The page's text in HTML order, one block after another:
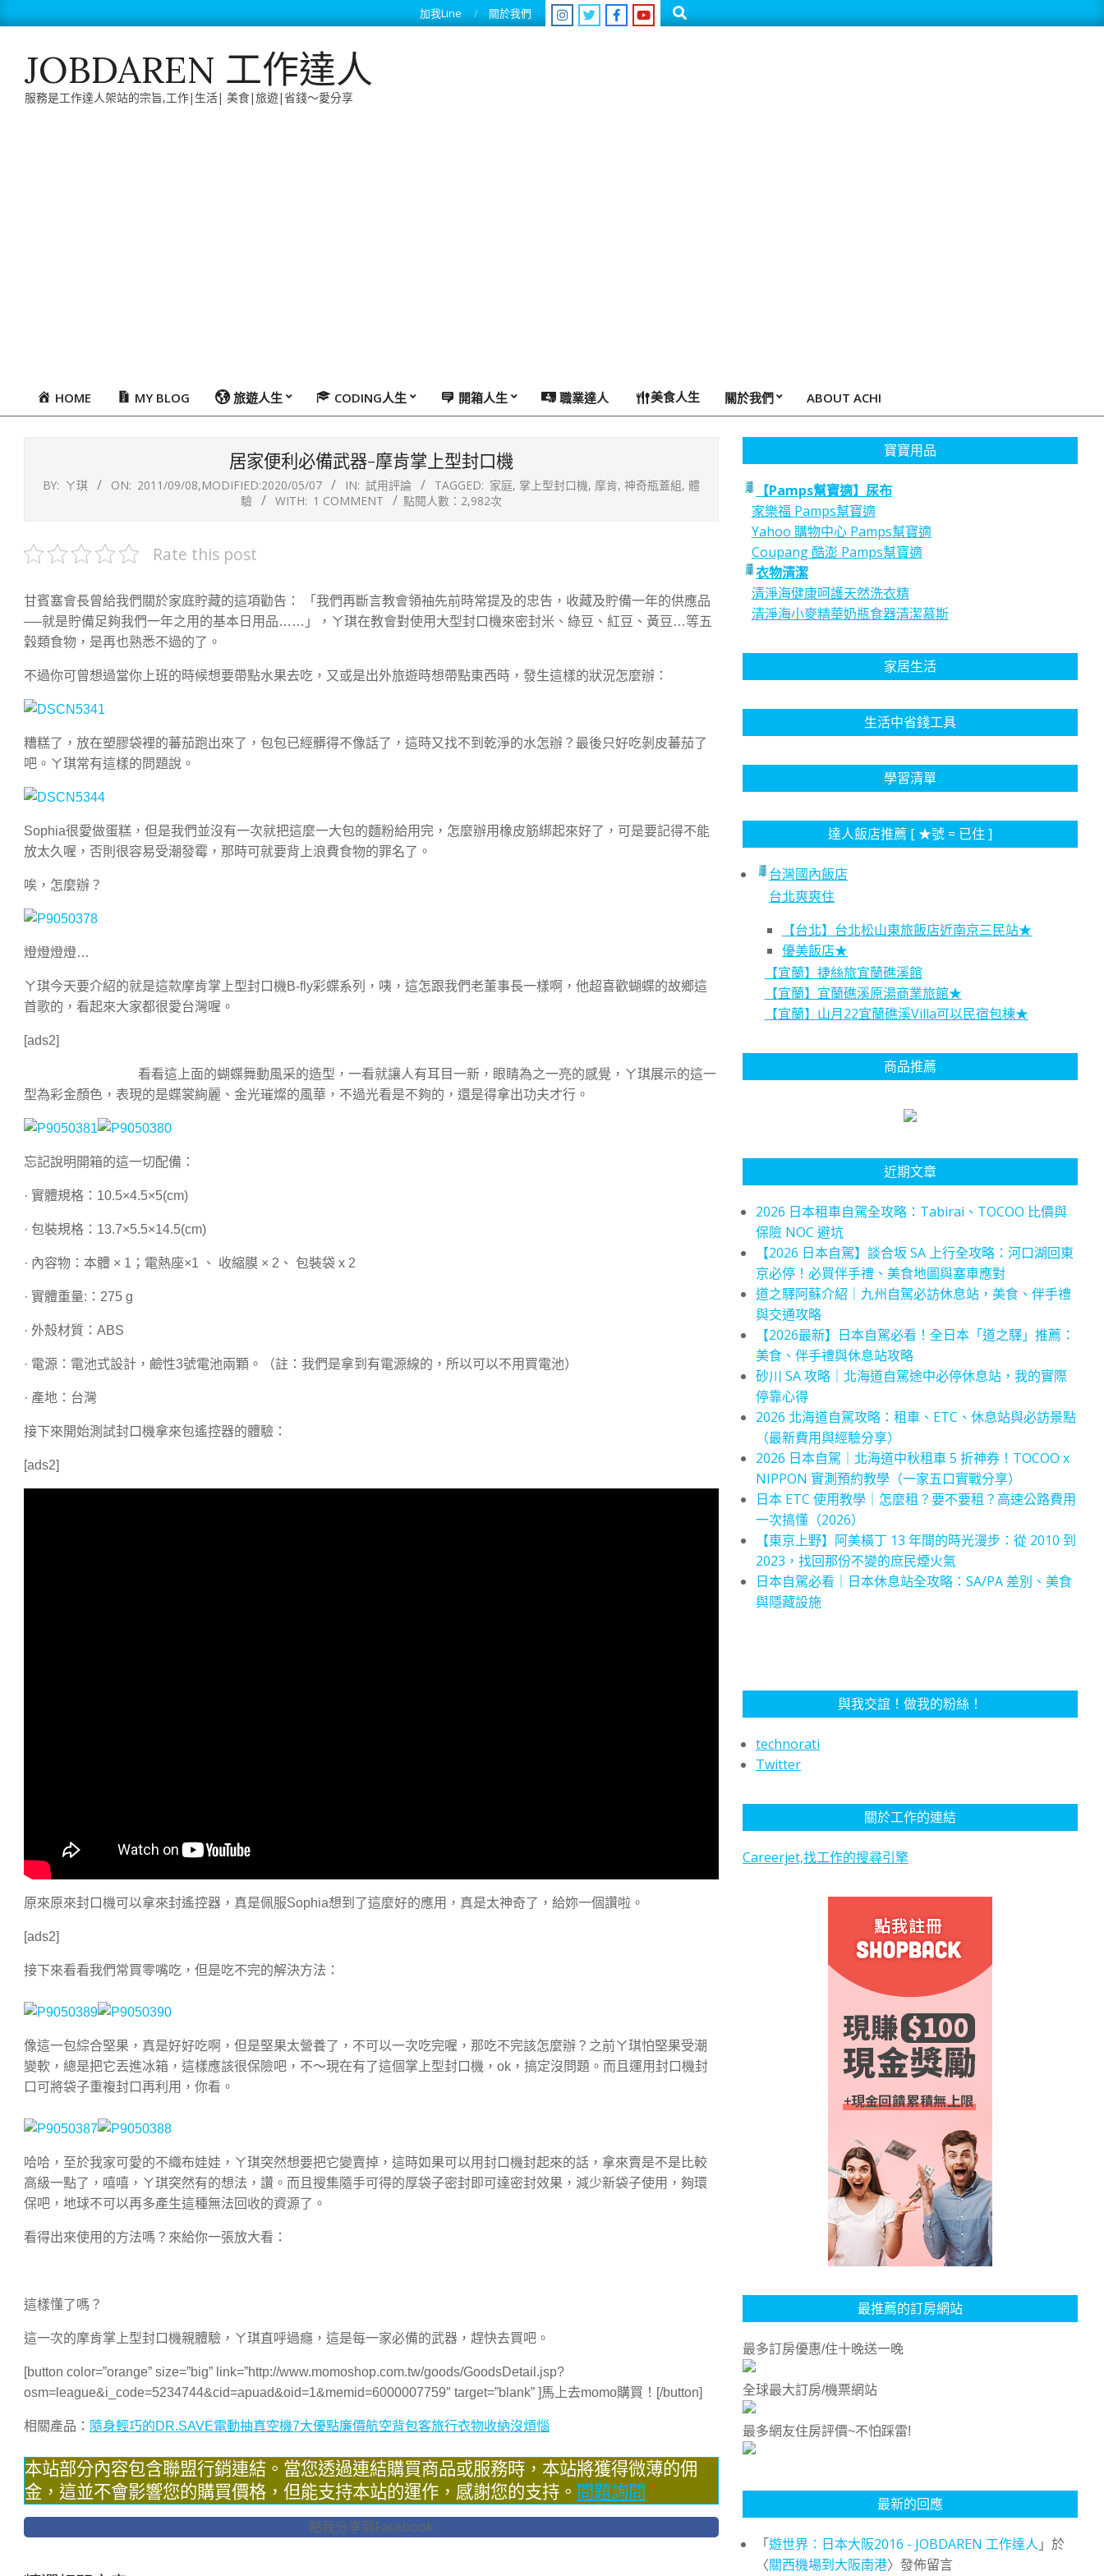
to
加我Line 關於我們 Search
JOBDAREN 工作達人
服務是工作達人架站的宗旨,工作|生活| 美食|旅遊|省錢～愛分享
PrimaryHOME MY BLOG 旅遊人生 CODING人生 開箱人生 職業達人 美食人生 關於我們 ABOUT ACHI
居家便利必備武器-摩肯掌上型封口機
BY: ㄚ琪 ON: 2011/09/08,MODIFIED:2020/05/07 IN: 試用評論 TAGGED: 家庭, 掌上型封口機, 摩肯, 神奇瓶蓋組, 體
驗
WITH: 1 COMMENT 點閱人數：2,982次
Rate this post
甘賓塞會長曾給我們關於家庭貯藏的這項勸告： 「我們再斷言教會領袖先前時常提及的忠告，收藏及貯備一年的供應品
──就是貯備足夠我們一年之用的基本日用品……」，ㄚ琪在教會對使用大型封口機來密封米、綠豆、紅豆、黃豆…等五
穀類食物，是再也熟悉不過的了。
不過你可曾想過當你上班的時候想要帶點水果去吃，又或是出外旅遊時想帶點東西時，發生這樣的狀況怎麼辦：
糟糕了，放在塑膠袋裡的蕃茄跑出來了，包包已經髒得不像話了，這時又找不到乾淨的水怎辦？最後只好吃剝皮蕃茄了
吧。ㄚ琪常有這樣的問題說。
Sophia很愛做蛋糕，但是我們並沒有一次就把這麼一大包的麵粉給用完，怎麼辦用橡皮筋綁起來好了，可是要記得不能
放太久喔，否則很容易受潮發霉，那時可就要背上浪費食物的罪名了。
唉，怎麼辦？
燈燈燈燈…
ㄚ琪今天要介紹的就是這款摩肯掌上型封口機B-fly彩蝶系列，咦，這怎跟我們老董事長一樣啊，他超喜歡蝴蝶的故鄉這
首歌的，看起來大家都很愛台灣喔。
[ads2]
看看這上面的蝴蝶舞動風采的造型，一看就讓人有耳目一新，眼睛為之一亮的感覺，ㄚ琪展示的這一
型為彩金顏色，表現的是蝶裳絢麗、金光璀燦的風華，不過光看是不夠的，還是得拿出功夫才行。
忘記說明開箱的這一切配備：
· 實體規格：10.5×4.5×5(cm)
· 包裝規格：13.7×5.5×14.5(cm)
· 內容物：本體 × 1；電熱座×1 、 收縮膜 × 2、 包裝袋 x 2
· 實體重量:：275 g
· 外殼材質：ABS
· 電源：電池式設計，鹼性3號電池兩顆。（註：我們是拿到有電源線的，所以可以不用買電池）
· 產地：台灣
接下來開始測試封口機拿來包遙控器的體驗：
[ads2]
原來原來封口機可以拿來封遙控器，真是佩服Sophia想到了這麼好的應用，真是太神奇了，給妳一個讚啦。
[ads2]
接下來看看我們常買零嘴吃，但是吃不完的解決方法：
像這一包綜合堅果，真是好好吃啊，但是堅果太營養了，不可以一次吃完喔，那吃不完該怎麼辦？之前ㄚ琪怕堅果受潮
變軟，總是把它丟進冰箱，這樣應該很保險吧，不～現在有了這個掌上型封口機，ok，搞定沒問題。而且運用封口機封
口可將袋子重複封口再利用，你看。
哈哈，至於我家可愛的不織布娃娃，ㄚ琪突然想要把它變賣掉，這時如果可以用封口機封起來的話，拿來賣是不是比較
高級一點了，嘻嘻，ㄚ琪突然有的想法，讚。而且搜集隨手可得的厚袋子密封即可達密封效果，減少新袋子使用，夠環
保吧，地球不可以再多產生這種無法回收的資源了。
看得出來使用的方法嗎？來給你一張放大看：
這樣懂了嗎？
這一次的摩肯掌上型封口機親體驗，ㄚ琪直呼過癮，這是每一家必備的武器，趕快去買吧。
[button color=”orange” size=”big” link=”http://www.momoshop.com.tw/goods/GoodsDetail.jsp?
osm=league&i_code=5234744&cid=apuad&oid=1&memid=6000007759″ target=”blank” ]馬上去momo購買！[/button]
相關產品： 隨身輕巧的DR.SAVE電動抽真空機7大優點廉價航空背包客旅行衣物收納沒煩惱
本站部分內容包含聯盟行銷連結。當您透過連結購買商品或服務時，本站將獲得微薄的佣
金，這並不會影響您的購買價格，但能支持本站的運作，感謝您的支持。 問題詢問
點我分享到Facebook
寶寶用品
【Pamps幫寶適】尿布
家樂福 Pamps幫寶適
Yahoo 購物中心 Pamps幫寶適
Coupang 酷澎 Pamps幫寶適
衣物清潔
清淨海健康呵護天然洗衣精
清淨海小麥精華奶瓶食器清潔慕斯
家居生活
生活中省錢工具
學習清單
達人飯店推薦 [ ★號 = 已住 ]
台灣國內飯店
台北爽爽住
【台北】台北松山東旅飯店近南京三民站★
優美飯店★
【宜蘭】捷絲旅宜蘭礁溪館
【宜蘭】宜蘭礁溪原湯商業旅館★
【宜蘭】山月22宜蘭礁溪Villa可以民宿包棟★
商品推薦
近期文章
2026 日本租車自駕全攻略：Tabirai、TOCOO 比價與
保險 NOC 避坑
【2026 日本自駕】談合坂 SA 上行全攻略：河口湖回東
京必停！必買伴手禮、美食地圖與塞車應對
道之驛阿蘇介紹｜九州自駕必訪休息站，美食、伴手禮
與交通攻略
【2026最新】日本自駕必看！全日本「道之驛」推薦：
美食、伴手禮與休息站攻略
砂川 SA 攻略｜北海道自駕途中必停休息站，我的實際
停靠心得
2026 北海道自駕攻略：租車、ETC、休息站與必訪景點
（最新費用與經驗分享）
2026 日本自駕｜北海道中秋租車 5 折神券！TOCOO x
NIPPON 實測預約教學（一家五口實戰分享）
日本 ETC 使用教學｜怎麼租？要不要租？高速公路費用
一次搞懂（2026）
【東京上野】阿美橫丁 13 年間的時光漫步：從 2010 到
2023，找回那份不變的庶民煙火氣
日本自駕必看｜日本休息站全攻略：SA/PA 差別、美食
與隱藏設施
與我交誼！做我的粉絲！
technorati
Twitter
關於工作的連結
Careerjet,找工作的搜尋引擎
最推薦的訂房網站
最多訂房優惠/住十晚送一晚
全球最大訂房/機票網站
最多網友住房評價~不怕踩雷!
最新的回應
「遊世界：日本大阪2016 - JOBDAREN 工作達人 」於
〈關西機場到大阪南港〉發佈留言